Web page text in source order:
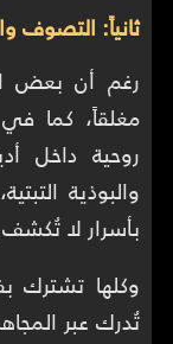
ثانياً: التصوف
رغم أن بعض
مغلقاً، كما
روحية داخل
والبوذية
بأسرار لا
وكلها تشترك
تُدرك عبر